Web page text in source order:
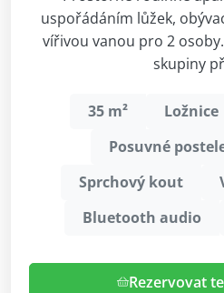
uspořádáním lůžek,
vířivou vanou pro 2
skupiny
35 m² Ložnice
Posuvné
Sprchový kout
Bluetooth audio
Rezervovat